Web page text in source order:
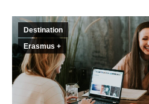
Destination
Erasmus +